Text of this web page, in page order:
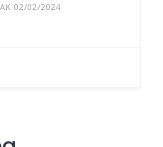
02/02/2024